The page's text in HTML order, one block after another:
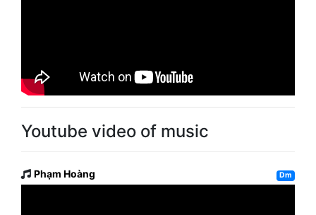
Youtube video of music
Phạm Hoàng Dm